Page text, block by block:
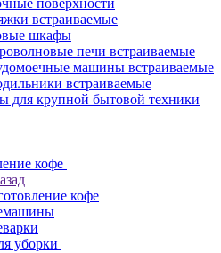
поверхности
встраиваемые
шкафы
печи встраиваемые
машины встраиваемые
встраиваемые
для крупной бытовой техники
кофе
кофе
уборки